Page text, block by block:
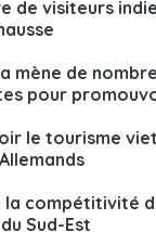
constitue un
économique